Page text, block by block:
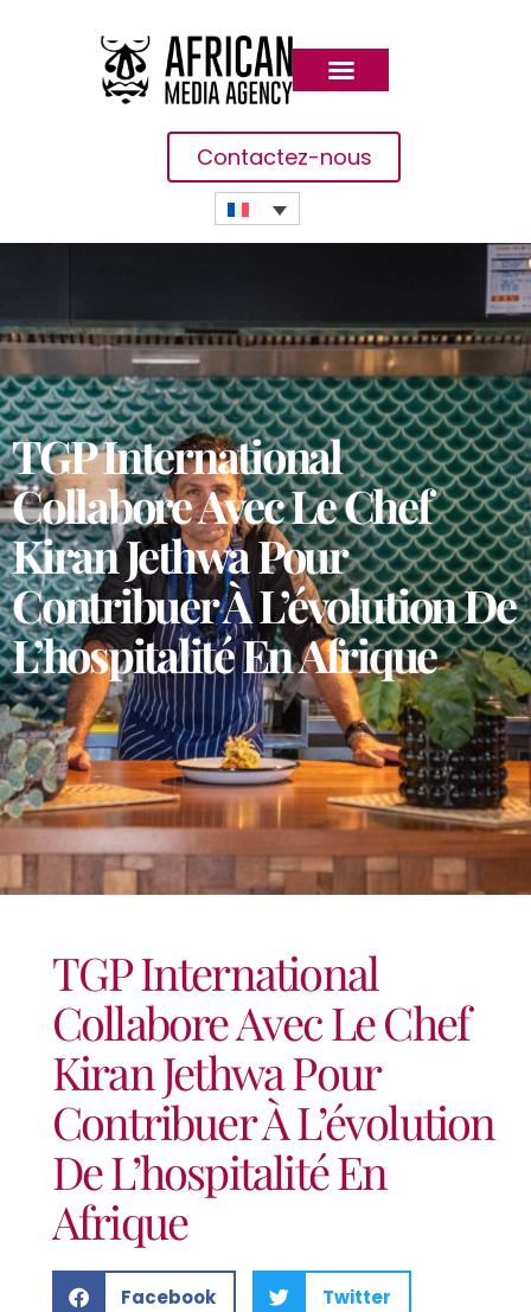
Contactez-nous
TGP International
Collabore Avec Le Chef
Kiran Jethwa Pour
Contribuer À L’évolution De
L’hospitalité En Afrique
TGP International
Collabore Avec Le Chef
Kiran Jethwa Pour
Contribuer À L’évolution
De L’hospitalité En
Afrique
Facebook Twitter